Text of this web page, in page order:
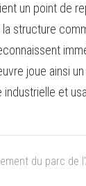
un point de
structure
joue ainsi
et
du parc de